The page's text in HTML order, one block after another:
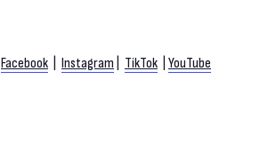
Facebook Instagram TikTok YouTube